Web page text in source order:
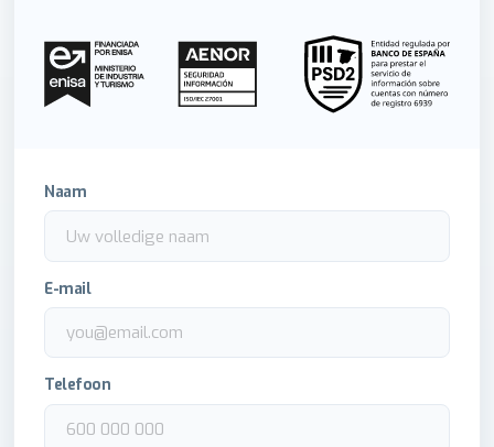
Naam
E-mail
Telefoon